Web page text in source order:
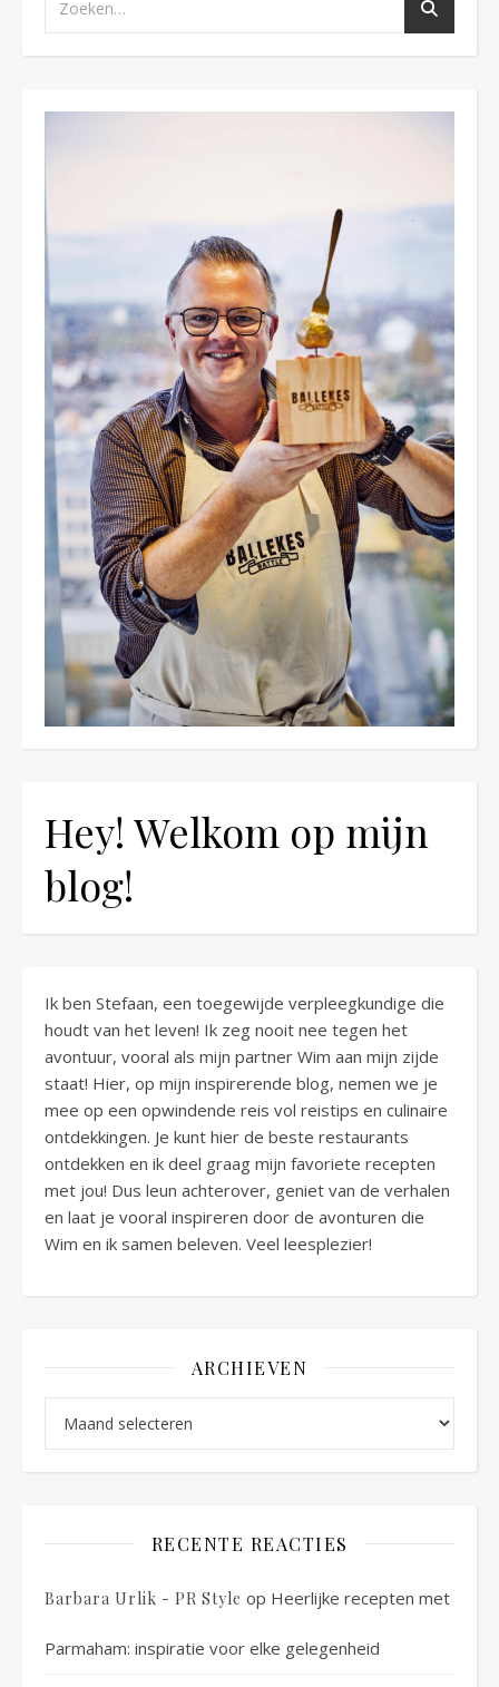
Hey! Welkom op mijn
blog!
Ik ben Stefaan, een toegewijde verpleegkundige die
houdt van het leven! Ik zeg nooit nee tegen het
avontuur, vooral als mijn partner Wim aan mijn zijde
staat! Hier, op mijn inspirerende blog, nemen we je
mee op een opwindende reis vol reistips en culinaire
ontdekkingen. Je kunt hier de beste restaurants
ontdekken en ik deel graag mijn favoriete recepten
met jou! Dus leun achterover, geniet van de verhalen
en laat je vooral inspireren door de avonturen die
Wim en ik samen beleven. Veel leesplezier!
ARCHIEVEN
RECENTE REACTIES
Barbara Urlik - PR Style op Heerlijke recepten met
Parmaham: inspiratie voor elke gelegenheid